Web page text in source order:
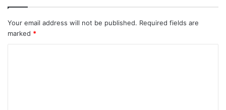
Your email address will not be published. Required fields are
marked *